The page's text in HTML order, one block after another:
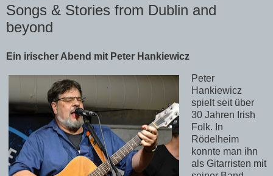
Songs & Stories from Dublin and
beyond
Ein irischer Abend mit Peter Hankiewicz
Peter
Hankiewicz
spielt seit über
30 Jahren Irish
Folk. In
Rödelheim
konnte man ihn
als Gitarristen mit